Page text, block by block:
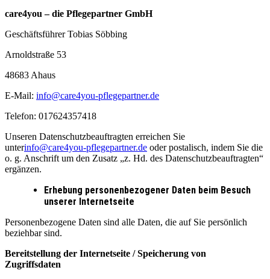
care4you – die Pflegepartner GmbH
Geschäftsführer Tobias Söbbing
Arnoldstraße 53
48683 Ahaus
E-Mail: info@care4you-pflegepartner.de
Telefon: 017624357418
Unseren Datenschutzbeauftragten erreichen Sie
unterinfo@care4you-pflegepartner.de oder postalisch, indem Sie die
o. g. Anschrift um den Zusatz „z. Hd. des Datenschutzbeauftragten“
ergänzen.
Erhebung personenbezogener Daten beim Besuch
unserer Internetseite
Personenbezogene Daten sind alle Daten, die auf Sie persönlich
beziehbar sind.
Bereitstellung der Internetseite / Speicherung von
Zugriffsdaten